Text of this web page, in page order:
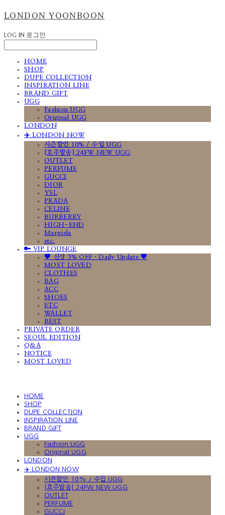
LONDON YOONBOON
LOG IN 로그인
HOME
SHOP
DUPE COLLECTION
INSPIRATION LINE
BRAND GIFT
UGG
Fashion UGG
Original UGG
LONDON
✈️ LONDON NOW
시즌할인 10% / 수입 UGG
[호주발송] 24FW NEW UGG
OUTLET
PERFUME
GUCCI
DIOR
YSL
PRADA
CELINE
BURBERRY
HIGH-END
Margiela
etc.
🔑 VIP LOUNGE
🤎 신상 5% OFF · Daily Update 🤎
MOST LOVED
CLOTHES
BAG
ACC
SHOES
ETC
WALLET
BEST
PRIVATE ORDER
SEOUL EDITION
Q&A
NOTICE
MOST LOVED
HOME
SHOP
DUPE COLLECTION
INSPIRATION LINE
BRAND GIFT
UGG
Fashion UGG
Original UGG
LONDON
✈️ LONDON NOW
시즌할인 10% / 수입 UGG
[호주발송] 24FW NEW UGG
OUTLET
PERFUME
GUCCI